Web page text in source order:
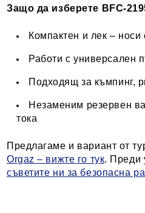
Защо да изберете BFC-
Компактен и лек – носи
Работи с универсален
Подходящ за къмпинг,
Незаменим резервен
тока
Предлагаме и вариант от
Orgaz – вижте го тук. Преди
съветите ни за безопасна